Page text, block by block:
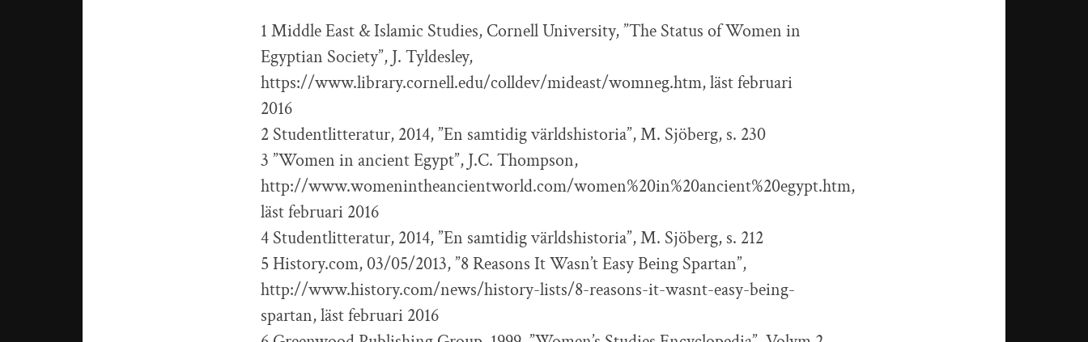
1 Middle East & Islamic Studies, Cornell University, ”The Status of Women in
Egyptian Society”, J. Tyldesley,
https://www.library.cornell.edu/colldev/mideast/womneg.htm, läst februari
2016
2 Studentlitteratur, 2014, ”En samtidig världshistoria”, M. Sjöberg, s. 230
3 ”Women in ancient Egypt”, J.C. Thompson,
http://www.womenintheancientworld.com/women%20in%20ancient%20egypt.htm,
läst februari 2016
4 Studentlitteratur, 2014, ”En samtidig världshistoria”, M. Sjöberg, s. 212
5 History.com, 03/05/2013, ”8 Reasons It Wasn’t Easy Being Spartan”,
http://www.history.com/news/history-lists/8-reasons-it-wasnt-easy-being-
spartan, läst februari 2016